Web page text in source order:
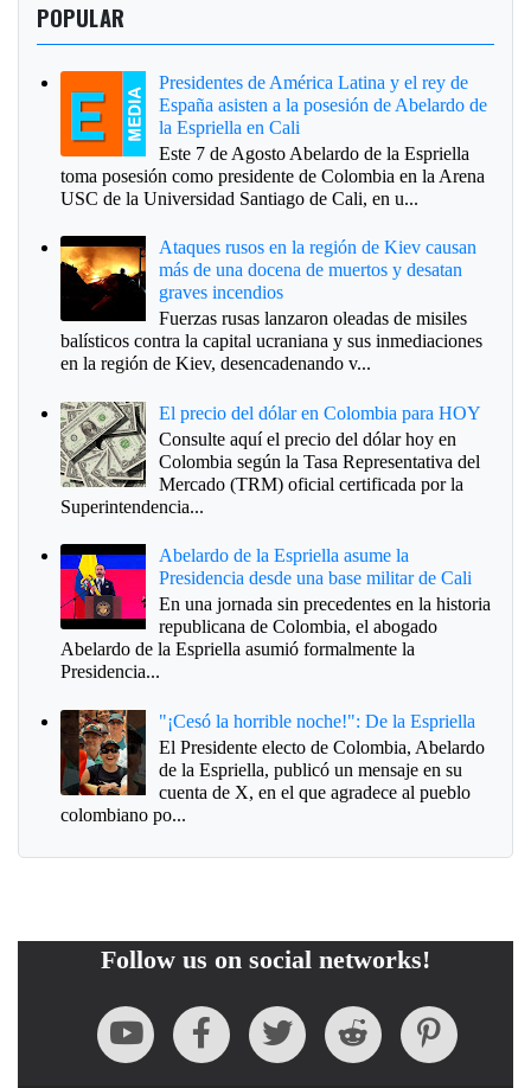
POPULAR
Presidentes de América Latina y el rey de
España asisten a la posesión de Abelardo de
la Espriella en Cali
Este 7 de Agosto Abelardo de la Espriella
toma posesión como presidente de Colombia en la Arena
USC de la Universidad Santiago de Cali, en u...
Ataques rusos en la región de Kiev causan
más de una docena de muertos y desatan
graves incendios
Fuerzas rusas lanzaron oleadas de misiles
balísticos contra la capital ucraniana y sus inmediaciones
en la región de Kiev, desencadenando v...
El precio del dólar en Colombia para HOY
Consulte aquí el precio del dólar hoy en
Colombia según la Tasa Representativa del
Mercado (TRM) oficial certificada por la
Superintendencia...
Abelardo de la Espriella asume la
Presidencia desde una base militar de Cali
En una jornada sin precedentes en la historia
republicana de Colombia, el abogado
Abelardo de la Espriella asumió formalmente la
Presidencia...
"¡Cesó la horrible noche!": De la Espriella
El Presidente electo de Colombia, Abelardo
de la Espriella, publicó un mensaje en su
cuenta de X, en el que agradece al pueblo
colombiano po...
Follow us on social networks!